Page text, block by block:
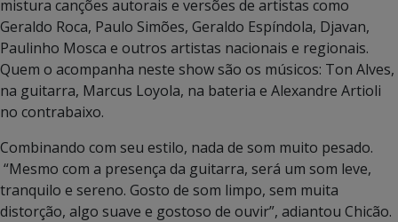
mistura canções autorais e versões de artistas como
Geraldo Roca, Paulo Simões, Geraldo Espíndola, Djavan,
Paulinho Mosca e outros artistas nacionais e regionais.
Quem o acompanha neste show são os músicos: Ton Alves,
na guitarra, Marcus Loyola, na bateria e Alexandre Artioli
no contrabaixo.
Combinando com seu estilo, nada de som muito pesado.
“Mesmo com a presença da guitarra, será um som leve,
tranquilo e sereno. Gosto de som limpo, sem muita
distorção, algo suave e gostoso de ouvir”, adiantou Chicão.